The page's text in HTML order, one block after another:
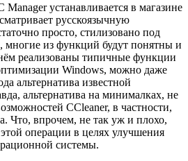
устанавливается в магазине
русскоязычную
просто, стилизовано под
многие из функций будут понятны и
реализованы типичные функции
Windows, можно даже
альтернатива известной
альтернатива на минималках, не
CCleaner, в частности,
Что, впрочем, не так уж и плохо,
операции в целях улучшения
системы.